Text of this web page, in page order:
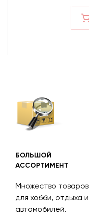
БОЛЬШОЙ
АССОРТИМЕНТ
Множество товаров
для хобби, отдыха и
автомобилей.